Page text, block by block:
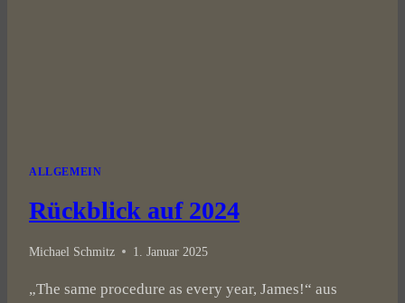
ALLGEMEIN
Rückblick auf 2024
Michael Schmitz 1. Januar 2025
„The same procedure as every year, James!“ aus